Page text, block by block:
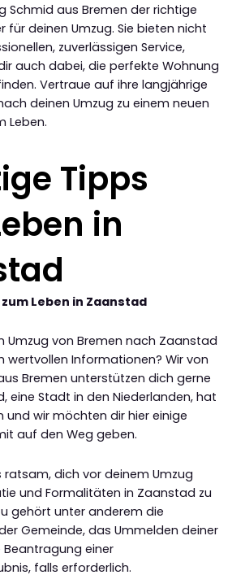
Schmid aus Bremen der richtige
für deinen Umzug. Sie bieten nicht
zuverlässigen Service,
auch dabei, die perfekte Wohnung
Vertraue auf ihre langjährige
deinen Umzug zu einem neuen
Leben.
Tipps
in
Leben in Zaanstad
Umzug von Bremen nach Zaanstad
wertvollen Informationen? Wir von
Bremen unterstützen dich gerne
eine Stadt in den Niederlanden, hat
und wir möchten dir hier einige
auf den Weg geben.
ratsam, dich vor deinem Umzug
und Formalitäten in Zaanstad zu
gehört unter anderem die
Gemeinde, das Ummelden deiner
Beantragung einer
falls erforderlich.